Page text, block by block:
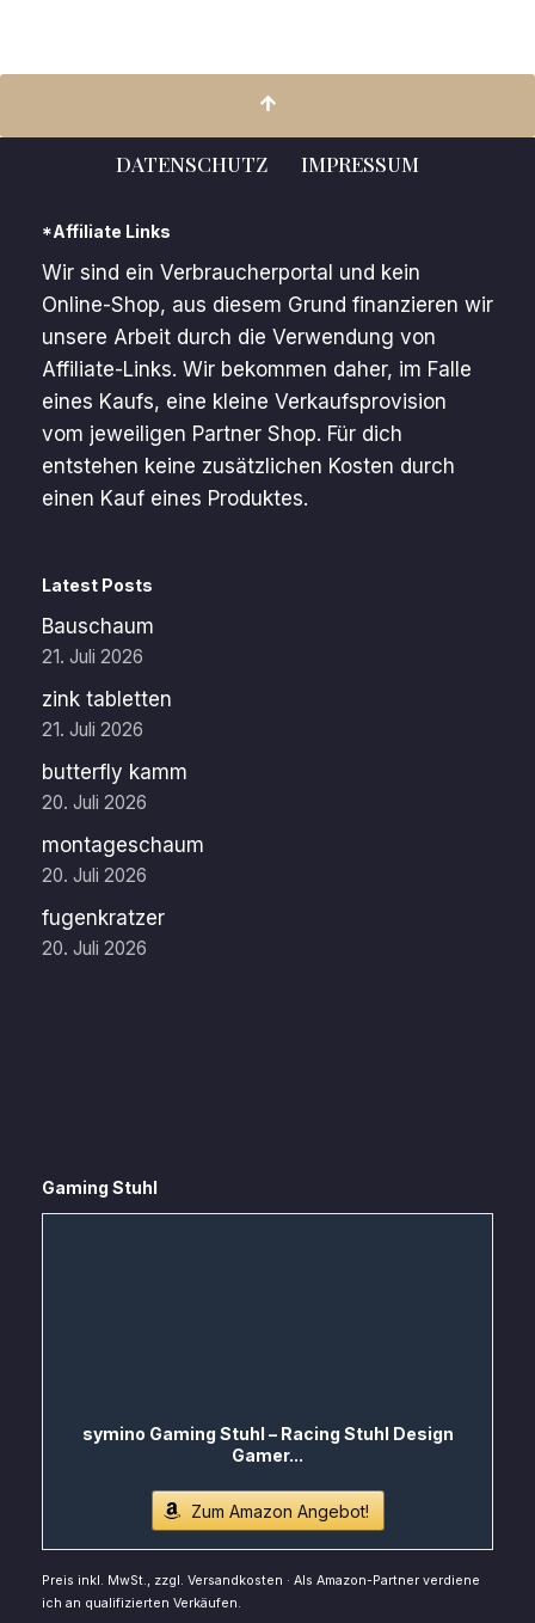
DATENSCHUTZ IMPRESSUM
*Affiliate Links
Wir sind ein Verbraucherportal und kein
Online-Shop, aus diesem Grund finanzieren wir
unsere Arbeit durch die Verwendung von
Affiliate-Links. Wir bekommen daher, im Falle
eines Kaufs, eine kleine Verkaufsprovision
vom jeweiligen Partner Shop. Für dich
entstehen keine zusätzlichen Kosten durch
einen Kauf eines Produktes.
Latest Posts
Bauschaum
21. Juli 2026
zink tabletten
21. Juli 2026
butterfly kamm
20. Juli 2026
montageschaum
20. Juli 2026
fugenkratzer
20. Juli 2026
Gaming Stuhl
symino Gaming Stuhl – Racing Stuhl Design
Gamer...
Zum Amazon Angebot!
Preis inkl. MwSt., zzgl. Versandkosten · Als Amazon-Partner verdiene
ich an qualifizierten Verkäufen.